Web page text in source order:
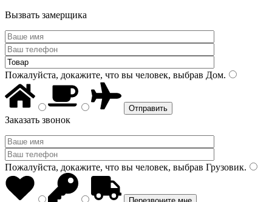
Вызвать замерщика
Пожалуйста, докажите, что вы человек, выбрав Дом.
Заказать звонок
Пожалуйста, докажите, что вы человек, выбрав Грузовик.